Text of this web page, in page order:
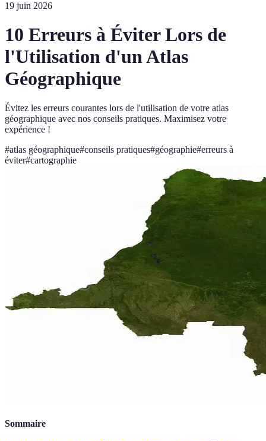
19 juin 2026
10 Erreurs à Éviter Lors de
l'Utilisation d'un Atlas
Géographique
Évitez les erreurs courantes lors de l'utilisation de votre atlas
géographique avec nos conseils pratiques. Maximisez votre
expérience !
#atlas géographique#conseils pratiques#géographie#erreurs à
éviter#cartographie
Sommaire